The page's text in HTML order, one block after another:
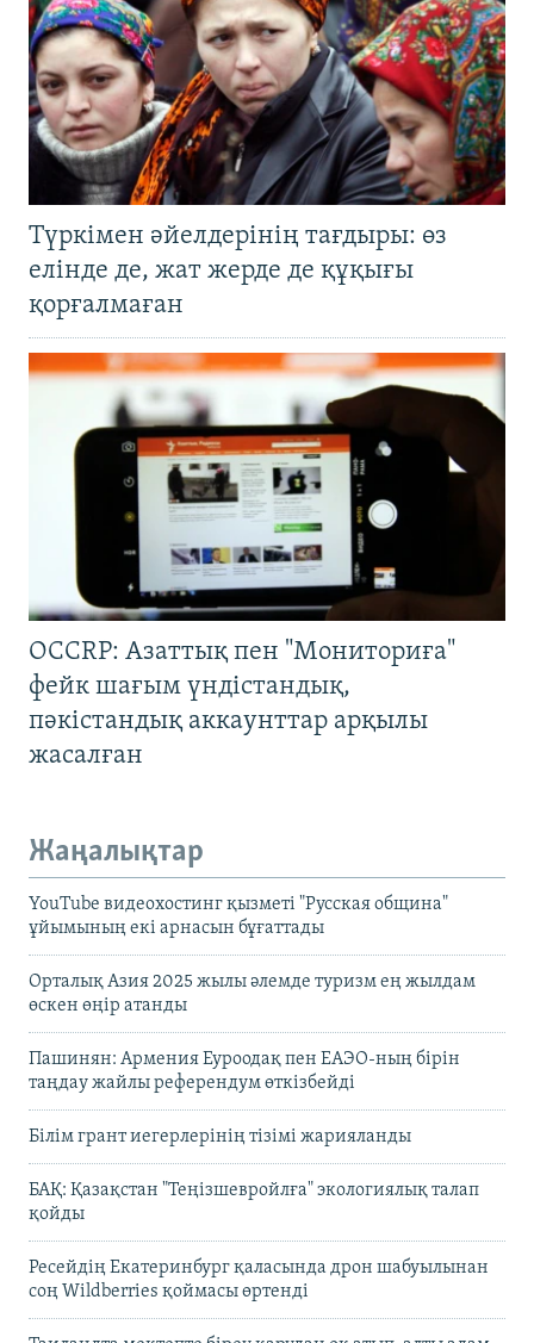
Түркімен әйелдерінің тағдыры: өз
елінде де, жат жерде де құқығы
қорғалмаған
OCCRP: Азаттық пен "Мониториға"
фейк шағым үндістандық,
пәкістандық аккаунттар арқылы
жасалған
Жаңалықтар
YouTube видеохостинг қызметі "Русская община"
ұйымының екі арнасын бұғаттады
Орталық Азия 2025 жылы әлемде туризм ең жылдам
өскен өңір атанды
Пашинян: Армения Еуроодақ пен ЕАЭО-ның бірін
таңдау жайлы референдум өткізбейді
Білім грант иегерлерінің тізімі жарияланды
БАҚ: Қазақстан "Теңізшевройлға" экологиялық талап
қойды
Ресейдің Екатеринбург қаласында дрон шабуылынан
соң Wildberries қоймасы өртенді